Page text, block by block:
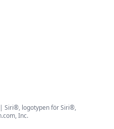
| Siri®, logotypen för Siri®,
Inc.